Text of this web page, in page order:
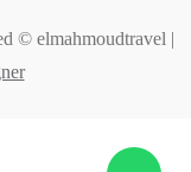
© elmahmoudtravel |